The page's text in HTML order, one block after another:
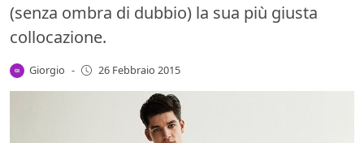
(senza ombra di dubbio) la sua più giusta
collocazione.
Giorgio - 26 Febbraio 2015